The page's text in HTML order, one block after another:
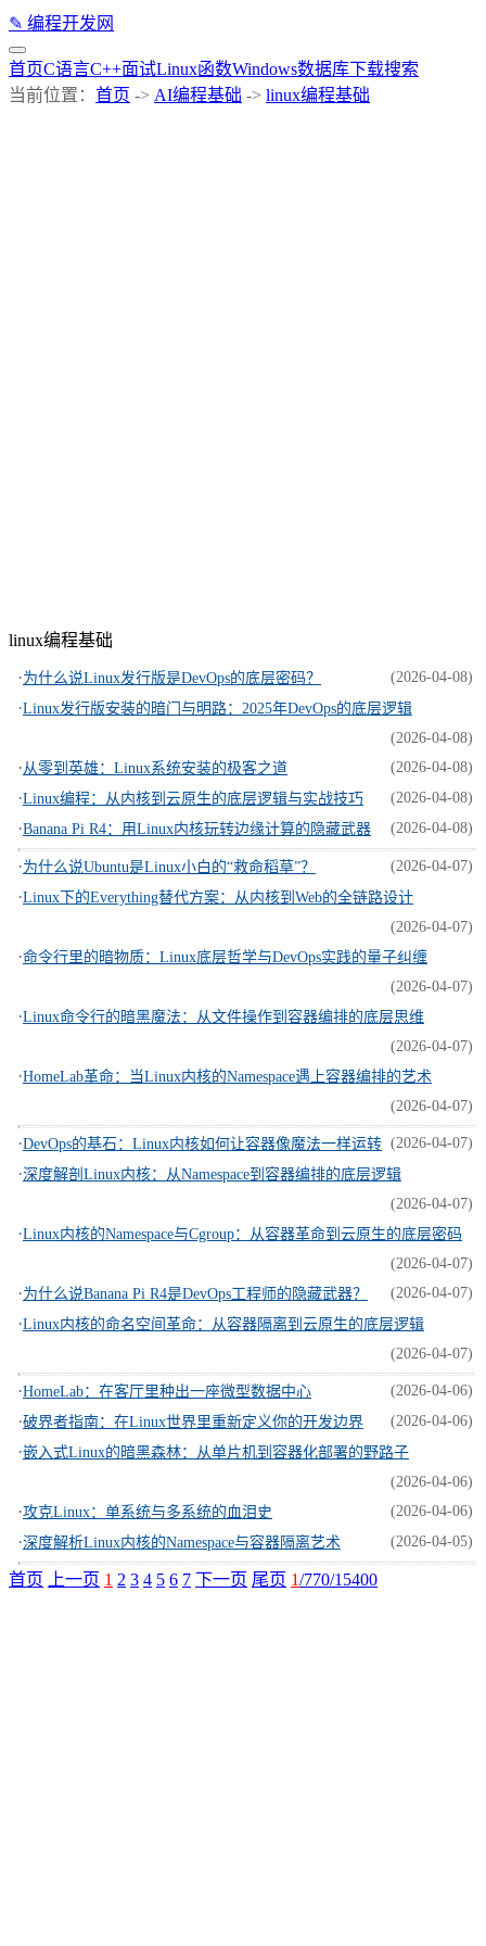
✎ 编程开发网
首页C语言C++面试Linux函数Windows数据库下载搜索
当前位置： 首页 -> AI编程基础 -> linux编程基础
linux编程基础
·为什么说Linux发行版是DevOps的底层密码？ (2026-04-08)
·Linux发行版安装的暗门与明路：2025年DevOps的底层逻辑
(2026-04-08)
·从零到英雄：Linux系统安装的极客之道 (2026-04-08)
·Linux编程：从内核到云原生的底层逻辑与实战技巧 (2026-04-08)
·Banana Pi R4：用Linux内核玩转边缘计算的隐藏武器 (2026-04-08)
·为什么说Ubuntu是Linux小白的“救命稻草”？ (2026-04-07)
·Linux下的Everything替代方案：从内核到Web的全链路设计
(2026-04-07)
·命令行里的暗物质：Linux底层哲学与DevOps实践的量子纠缠
(2026-04-07)
·Linux命令行的暗黑魔法：从文件操作到容器编排的底层思维
(2026-04-07)
·HomeLab革命：当Linux内核的Namespace遇上容器编排的艺术
(2026-04-07)
·DevOps的基石：Linux内核如何让容器像魔法一样运转 (2026-04-07)
·深度解剖Linux内核：从Namespace到容器编排的底层逻辑
(2026-04-07)
·Linux内核的Namespace与Cgroup：从容器革命到云原生的底层密码
(2026-04-07)
·为什么说Banana Pi R4是DevOps工程师的隐藏武器？ (2026-04-07)
·Linux内核的命名空间革命：从容器隔离到云原生的底层逻辑
(2026-04-07)
·HomeLab：在客厅里种出一座微型数据中心 (2026-04-06)
·破界者指南：在Linux世界里重新定义你的开发边界 (2026-04-06)
·嵌入式Linux的暗黑森林：从单片机到容器化部署的野路子
(2026-04-06)
·攻克Linux：单系统与多系统的血泪史 (2026-04-06)
·深度解析Linux内核的Namespace与容器隔离艺术 (2026-04-05)
首页 上一页 1 2 3 4 5 6 7 下一页 尾页 1/770/15400